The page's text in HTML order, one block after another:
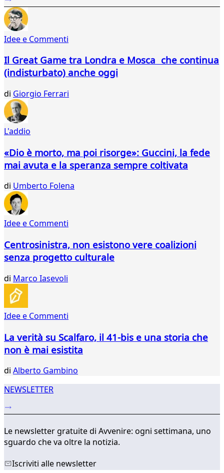
Idee e Commenti
Il Great Game tra Londra e Mosca che continua
(indisturbato) anche oggi
di Giorgio Ferrari
L'addio
«Dio è morto, ma poi risorge»: Guccini, la fede
mai avuta e la speranza sempre coltivata
di Umberto Folena
Idee e Commenti
Centrosinistra, non esistono vere coalizioni
senza progetto culturale
di Marco Iasevoli
Idee e Commenti
La verità su Scalfaro, il 41-bis e una storia che
non è mai esistita
di Alberto Gambino
NEWSLETTER
Le newsletter gratuite di Avvenire: ogni settimana, uno
sguardo che va oltre la notizia.
Iscriviti alle newsletter